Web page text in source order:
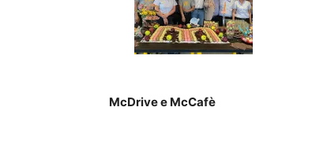
McDrive e McCafè